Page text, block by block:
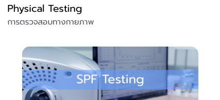
Physical Testing
การตรวจสอบทางกายภาพ